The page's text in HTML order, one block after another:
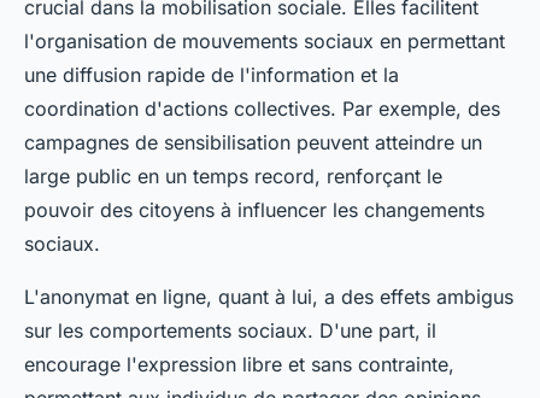
crucial dans la mobilisation sociale. Elles facilitent
l'organisation de mouvements sociaux en permettant
une diffusion rapide de l'information et la
coordination d'actions collectives. Par exemple, des
campagnes de sensibilisation peuvent atteindre un
large public en un temps record, renforçant le
pouvoir des citoyens à influencer les changements
sociaux.
L'anonymat en ligne, quant à lui, a des effets ambigus
sur les comportements sociaux. D'une part, il
encourage l'expression libre et sans contrainte,